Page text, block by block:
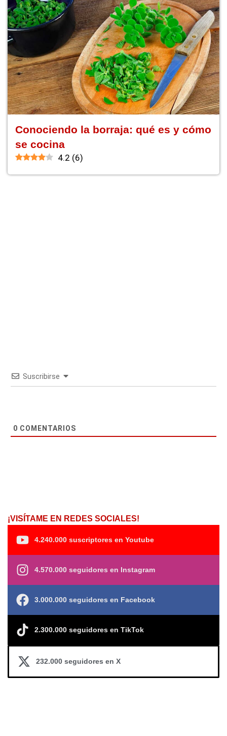
Conociendo la borraja: qué es y cómo
se cocina
4.2 (6)
Suscribirse
0 COMENTARIOS
¡VISÍTAME EN REDES SOCIALES!
4.240.000 suscriptores en Youtube
4.570.000 seguidores en Instagram
3.000.000 seguidores en Facebook
2.300.000 seguidores en TikTok
232.000 seguidores en X